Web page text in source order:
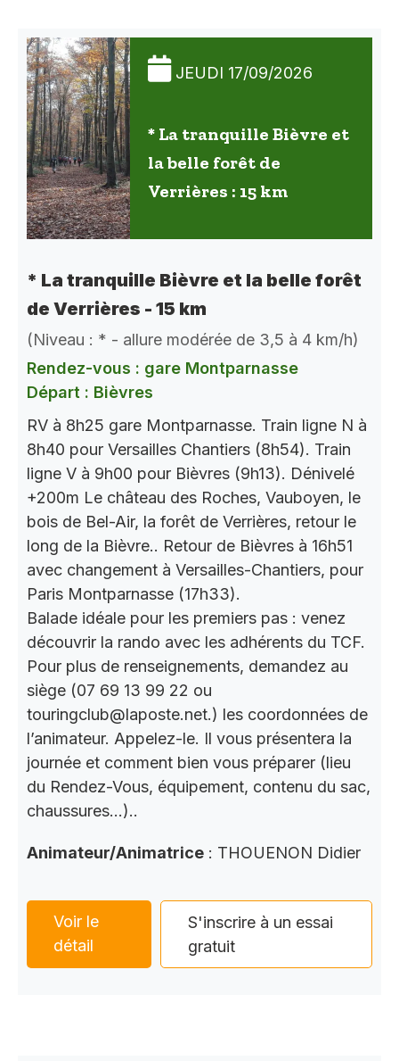
JEUDI 17/09/2026
* La tranquille Bièvre et
la belle forêt de
Verrières : 15 km
* La tranquille Bièvre et la belle forêt
de Verrières - 15 km
(Niveau : * - allure modérée de 3,5 à 4 km/h)
Rendez-vous : gare Montparnasse
Départ : Bièvres
RV à 8h25 gare Montparnasse. Train ligne N à
8h40 pour Versailles Chantiers (8h54). Train
ligne V à 9h00 pour Bièvres (9h13). Dénivelé
+200m Le château des Roches, Vauboyen, le
bois de Bel-Air, la forêt de Verrières, retour le
long de la Bièvre.. Retour de Bièvres à 16h51
avec changement à Versailles-Chantiers, pour
Paris Montparnasse (17h33).
Balade idéale pour les premiers pas : venez
découvrir la rando avec les adhérents du TCF.
Pour plus de renseignements, demandez au
siège (07 69 13 99 22 ou
touringclub@laposte.net.) les coordonnées de
l’animateur. Appelez-le. Il vous présentera la
journée et comment bien vous préparer (lieu
du Rendez-Vous, équipement, contenu du sac,
chaussures…)..
Animateur/Animatrice : THOUENON Didier
Voir le
détail
S'inscrire à un essai
gratuit